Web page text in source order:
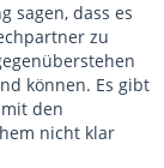
sagen, dass es
zu
können. Es gibt
den
nicht klar